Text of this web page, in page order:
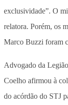
exclusividade”. O
relatora. Porém, os
Marco Buzzi foram
Advogado da
Coelho afirmou à
do acórdão do STJ